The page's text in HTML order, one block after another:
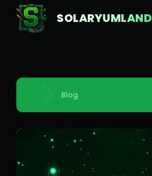
SOLARYUMLAND
Strona główna
Blog